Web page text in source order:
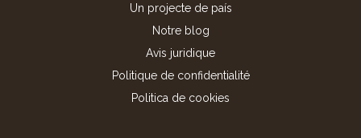
Un projecte de país
Notre blog
Avis juridique
Politique de confidentialité
Politica de cookies